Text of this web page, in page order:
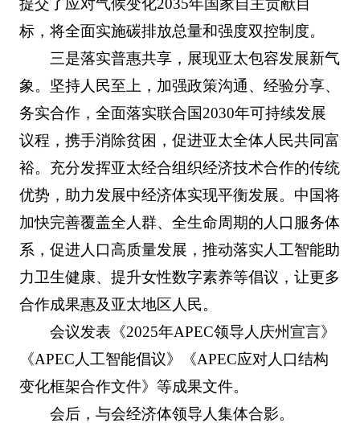
标，将全面实施碳排放总量和强度双控制度。
三是落实普惠共享，展现亚太包容发展新气
象。坚持人民至上，加强政策沟通、经验分享、
务实合作，全面落实联合国2030年可持续发展
议程，携手消除贫困，促进亚太全体人民共同富
裕。充分发挥亚太经合组织经济技术合作的传统
优势，助力发展中经济体实现平衡发展。中国将
加快完善覆盖全人群、全生命周期的人口服务体
系，促进人口高质量发展，推动落实人工智能助
力卫生健康、提升女性数字素养等倡议，让更多
合作成果惠及亚太地区人民。
会议发表《2025年APEC领导人庆州宣言》
《APEC人工智能倡议》《APEC应对人口结构
变化框架合作文件》等成果文件。
会后，与会经济体领导人集体合影。